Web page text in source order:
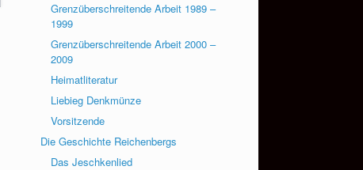
Grenzüberschreitende Arbeit 1989 –
1999
Grenzüberschreitende Arbeit 2000 –
2009
Heimatliteratur
Liebieg Denkmünze
Vorsitzende
Die Geschichte Reichenbergs
Das Jeschkenlied